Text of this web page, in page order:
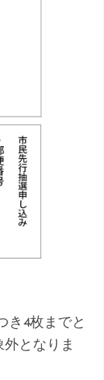
き4枚までと
となりま